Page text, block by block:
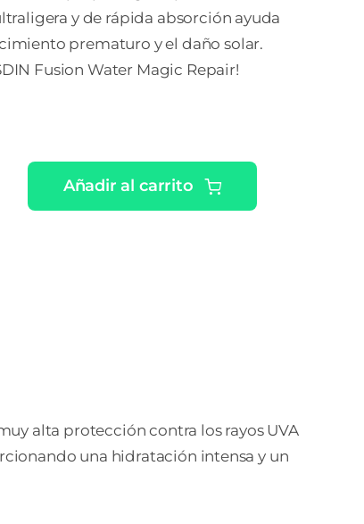
y de rápida absorción ayuda
prematuro y el daño solar.
Fusion Water Magic Repair!
Añadir al carrito
alta protección contra los rayos UVA
una hidratación intensa y un